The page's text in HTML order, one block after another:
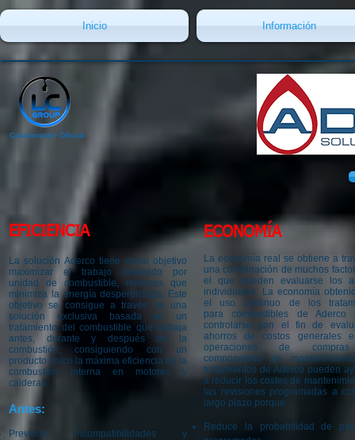
Inicio Información
Colaborador Oficial
EFICIENCIA
La solución Aderco tiene como objetivo
maximizar el trabajo realizado por
unidad de combustible, mientras que
minimiza la energía desperdiciada. Este
objetivo se consigue a través de una
solución exclusiva basada en un
tratamiento del combustible que trabaja
antes, durante y después de la
combustión, consiguiendo con un
producto único la máxima eficiencia de la
combustión interna en motores y
calderas.
Antes:
Previene incompatibilidades y
ECONOMÍA
La economía real se obtiene a
una combinación de muchos
el que pueden evaluarse los
individuales. La economía
el uso continuo de los
para combustibles de Aderco
controlarse con el fin de
ahorros de costos generales
operaciones de
componentes de
tratamientos de Aderco pueden
a reducir los costes de
las revisiones programadas a
largo plazo porque:
Reduce la probabilidad de